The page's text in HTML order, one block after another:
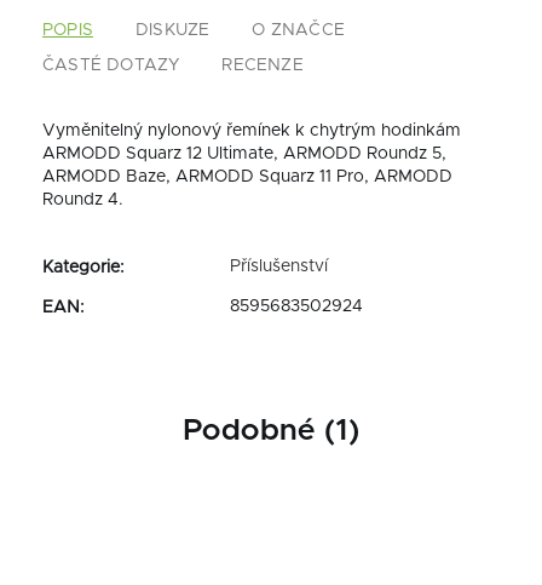
POPIS DISKUZE O ZNAČCE
ČASTÉ DOTAZY RECENZE
Vyměnitelný nylonový řemínek k chytrým hodinkám
ARMODD Squarz 12 Ultimate, ARMODD Roundz 5,
ARMODD Baze, ARMODD Squarz 11 Pro, ARMODD
Roundz 4.
Kategorie: Příslušenství
EAN : 8595683502924
Podobné (1)